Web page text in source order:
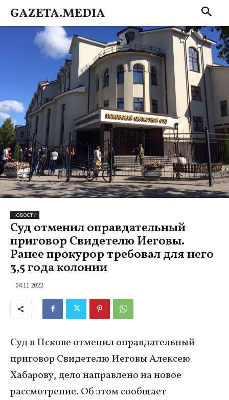
GAZETA.MEDIA
НОВОСТИ
Суд отменил оправдательный
приговор Свидетелю Иеговы.
Ранее прокурор требовал для него
3,5 года колонии
04.11.2022
Суд в Пскове отменил оправдательный
приговор Свидетелю Иеговы Алексею
Хабарову, дело направлено на новое
рассмотрение. Об этом сообщает